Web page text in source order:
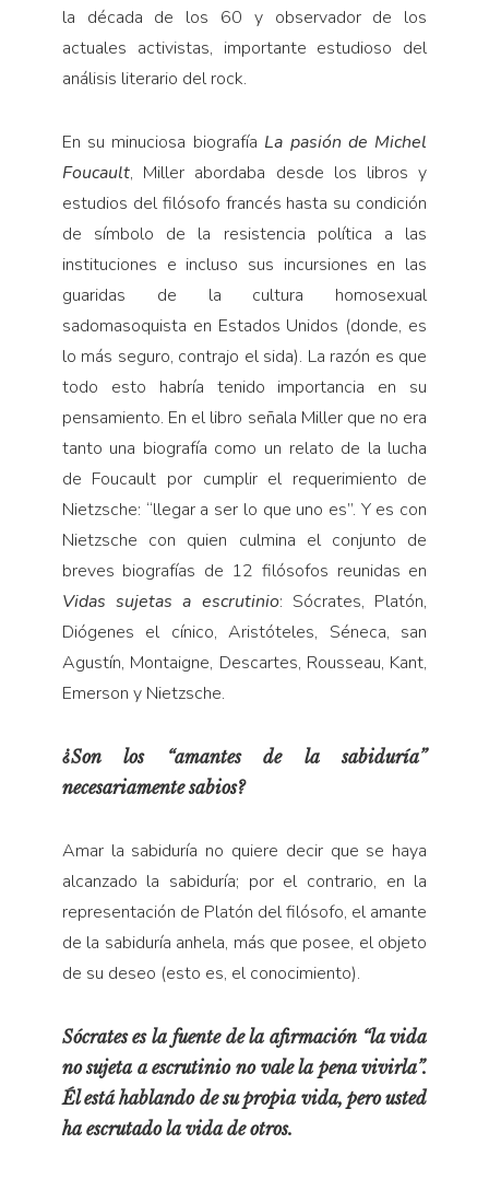
la década de los 60 y observador de los
actuales activistas, importante estudioso del
análisis literario del rock.
En su minuciosa biografía La pasión de Michel
Foucault, Miller abordaba desde los libros y
estudios del filósofo francés hasta su condición
de símbolo de la resistencia política a las
instituciones e incluso sus incursiones en las
guaridas de la cultura homosexual
sadomasoquista en Estados Unidos (donde, es
lo más seguro, contrajo el sida). La razón es que
todo esto habría tenido importancia en su
pensamiento. En el libro señala Miller que no era
tanto una biografía como un relato de la lucha
de Foucault por cumplir el requerimiento de
Nietzsche: “llegar a ser lo que uno es”. Y es con
Nietzsche con quien culmina el conjunto de
breves biografías de 12 filósofos reunidas en
Vidas sujetas a escrutinio: Sócrates, Platón,
Diógenes el cínico, Aristóteles, Séneca, san
Agustín, Montaigne, Descartes, Rousseau, Kant,
Emerson y Nietzsche.
¿Son los “amantes de la sabiduría”
necesariamente sabios?
Amar la sabiduría no quiere decir que se haya
alcanzado la sabiduría; por el contrario, en la
representación de Platón del filósofo, el amante
de la sabiduría anhela, más que posee, el objeto
de su deseo (esto es, el conocimiento).
Sócrates es la fuente de la afirmación “la vida
no sujeta a escrutinio no vale la pena vivirla”.
Él está hablando de su propia vida, pero usted
ha escrutado la vida de otros.